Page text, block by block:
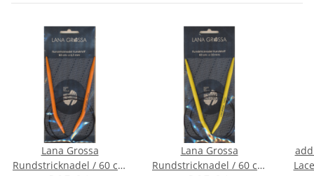
Lana Grossa
Rundstricknadel / 60 cm
Lana Grossa
Rundstricknadel / 60 cm